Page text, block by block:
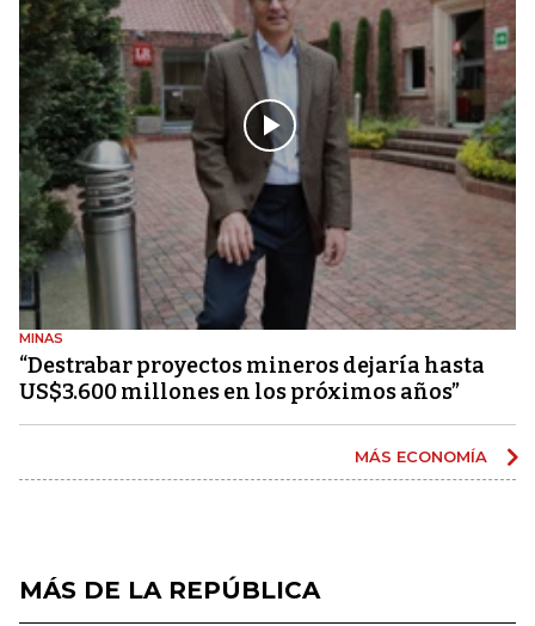
MINAS
“Destrabar proyectos mineros dejaría hasta
US$3.600 millones en los próximos años”
MÁS ECONOMÍA
MÁS DE LA REPÚBLICA